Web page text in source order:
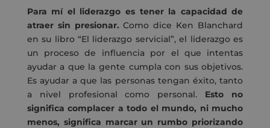
Para mí el liderazgo es tener la capacidad de
atraer sin presionar. Como dice Ken Blanchard
en su libro “El liderazgo servicial”, el liderazgo es
un proceso de influencia por el que intentas
ayudar a que la gente cumpla con sus objetivos.
Es ayudar a que las personas tengan éxito, tanto
a nivel profesional como personal. Esto no
significa complacer a todo el mundo, ni mucho
menos, significa marcar un rumbo priorizando